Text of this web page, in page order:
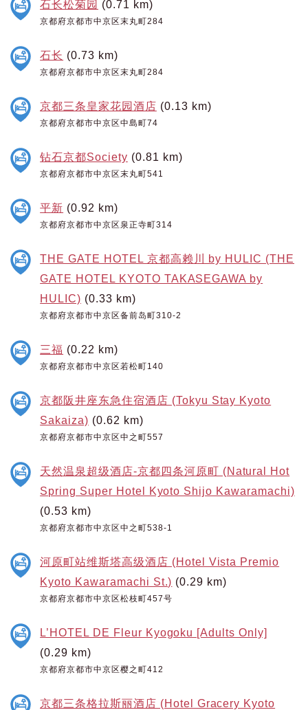
石长松菊园 (0.71 km)
京都府京都市中京区末丸町284
石长 (0.73 km)
京都府京都市中京区末丸町284
京都三条皇家花园酒店 (0.13 km)
京都府京都市中京区中島町74
钻石京都Society (0.81 km)
京都府京都市中京区末丸町541
平新 (0.92 km)
京都府京都市中京区泉正寺町314
THE GATE HOTEL 京都高赖川 by HULIC (THE
GATE HOTEL KYOTO TAKASEGAWA by
HULIC) (0.33 km)
京都府京都市中京区备前岛町310-2
三福 (0.22 km)
京都府京都市中京区若松町140
京都阪井座东急住宿酒店 (Tokyu Stay Kyoto
Sakaiza) (0.62 km)
京都府京都市中京区中之町557
天然温泉超级酒店-京都四条河原町 (Natural Hot
Spring Super Hotel Kyoto Shijo Kawaramachi)
(0.53 km)
京都府京都市中京区中之町538-1
河原町站维斯塔高级酒店 (Hotel Vista Premio
Kyoto Kawaramachi St.) (0.29 km)
京都府京都市中京区松枝町457号
L’HOTEL DE Fleur Kyogoku [Adults Only]
(0.29 km)
京都府京都市中京区樱之町412
京都三条格拉斯丽酒店 (Hotel Gracery Kyoto